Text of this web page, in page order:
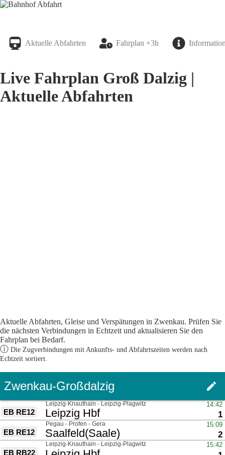
Aktuelle Abfahrten Fahrplan +3h
Live Fahrplan Groß Dalzig |
Aktuelle Abfahrten
Aktuelle Abfahrten, Gleise und Verspätungen in Zwenkau. Prüfen Sie
die nächsten Verbindungen in Echtzeit und aktualisieren Sie den
Fahrplan bei Bedarf.
ⓘ Die Zugverbindungen mit Ankunfts- und Abfahrtszeiten werden nach
Echtzeit sortiert.